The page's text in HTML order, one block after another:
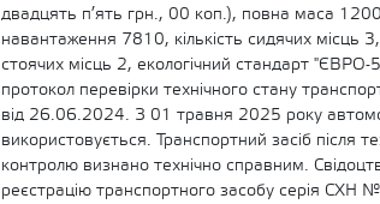
двадцять п’ять грн., 00 коп.), повна маса
навантаження 7810, кількість сидячих місць 3,
стоячих місць 2, екологічний стандарт
протокол перевірки технічного стану
від 26.06.2024. З 01 травня 2025 року
використовується. Транспортний засіб після
контролю визнано технічно справним.
реєстрацію транспортного засобу серія СХН